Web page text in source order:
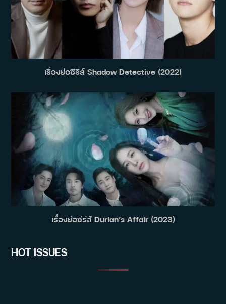
เรื่องย่อซีรีส์ Shadow Detective (2022)
เรื่องย่อซีรีส์ Durian’s Affair (2023)
HOT ISSUES